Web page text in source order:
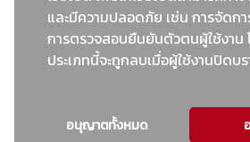
และมีความปลอดภัย เช่น การจัดกา
การตรวจสอบยืนยันตัวตนผู้ใช้งาน
ประเภทนี้จะถูกลบเมื่อผู้ใช้งานปิดบร
อนุญาตทั้งหมด
: เอกสารส่งเสริมความโปร่งใสในการจัดซื้อจัดจ้าง
ข่าวสารจัดซื้อจัดจ้าง
: แผนการจัดซื้อจัดจ้าง